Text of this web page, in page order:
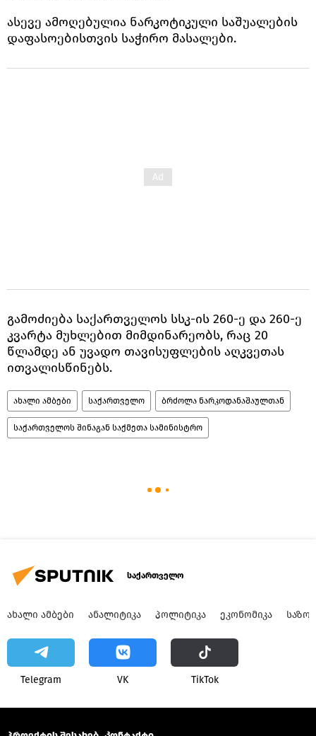
ასევე ამოღებულია ნარკოტიკული საშუალების
დაფასოებისთვის საჭირო მასალები.
გამოძიება საქართველოს სსკ-ის 260-ე და 260-ე
კვარტა მუხლებით მიმდინარეობს, რაც 20
წლამდე ან უვადო თავისუფლების აღკვეთას
ითვალისწინებს.
ახალი ამბები საქართველო ბრძოლა ნარკოდანაშაულთან
საქართველოს შინაგან საქმეთა სამინისტრო
საქართველო
ᲐᲮᲐᲚᲘ ᲐᲛᲑᲔᲑᲘ ᲐᲜᲐᲚᲘᲢᲘᲙᲐ ᲞᲝᲚᲘᲢᲘᲙᲐ ᲔᲙᲝᲜᲝᲛᲘᲙᲐ
Telegram VK ТikТоk